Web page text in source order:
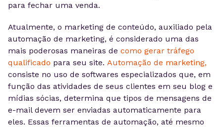
para fechar uma venda.
Atualmente, o marketing de conteúdo, auxiliado pela
automação de marketing, é considerado uma das
mais poderosas maneiras de como gerar tráfego
qualificado para seu site. Automação de marketing,
consiste no uso de softwares especializados que, em
função das atividades de seus clientes em seu blog e
mídias sócias, determina que tipos de mensagens de
e-mail devem ser enviadas automaticamente para
eles. Essas ferramentas de automação, até mesmo